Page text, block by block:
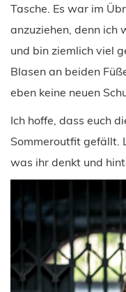
Tasche. Es war im
anzuziehen, denn ich
und bin ziemlich viel
Blasen an beiden
eben keine neuen
Ich hoffe, dass euch
Sommeroutfit gefällt.
was ihr denkt und